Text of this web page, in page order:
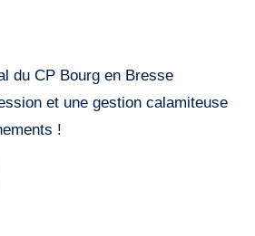
et une gestion calamiteuse
!